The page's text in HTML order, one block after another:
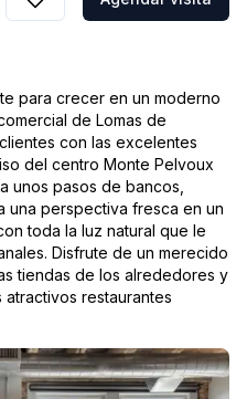
para crecer en un moderno
de Lomas de
con las excelentes
del centro Monte Pelvoux
unos pasos de bancos,
una perspectiva fresca en un
toda la luz natural que le
Disfrute de un merecido
tiendas de los alrededores y
restaurantes